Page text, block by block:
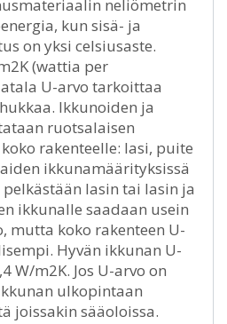
neliömetrin
kun sisä- ja
on yksi celsiusaste.
(wattia per
U-arvo tarkoittaa
Ikkunoiden ja
ruotsalaisen
rakenteelle: lasi, puite
ikkunamäärityksissä
lasin tai lasin ja
ikkunalle saadaan usein
mutta koko rakenteen U-
Hyvän ikkunan U-
W/m2K. Jos U-arvo on
ulkopintaan
joissakin sääoloissa.